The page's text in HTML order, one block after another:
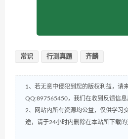
常识 行测真题 齐麟
1、若无意中侵犯到您的版权利益，请
QQ:897565450，我们在收到反馈信息
2、网站内所有资源均公益，仅供学习
途，请于24小时内删除在本站所下载的